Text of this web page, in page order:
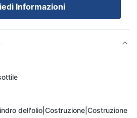
Informazioni
dell'olio|Costruzione|Costruzione